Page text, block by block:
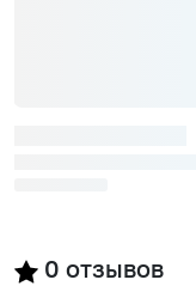
0 отзывов